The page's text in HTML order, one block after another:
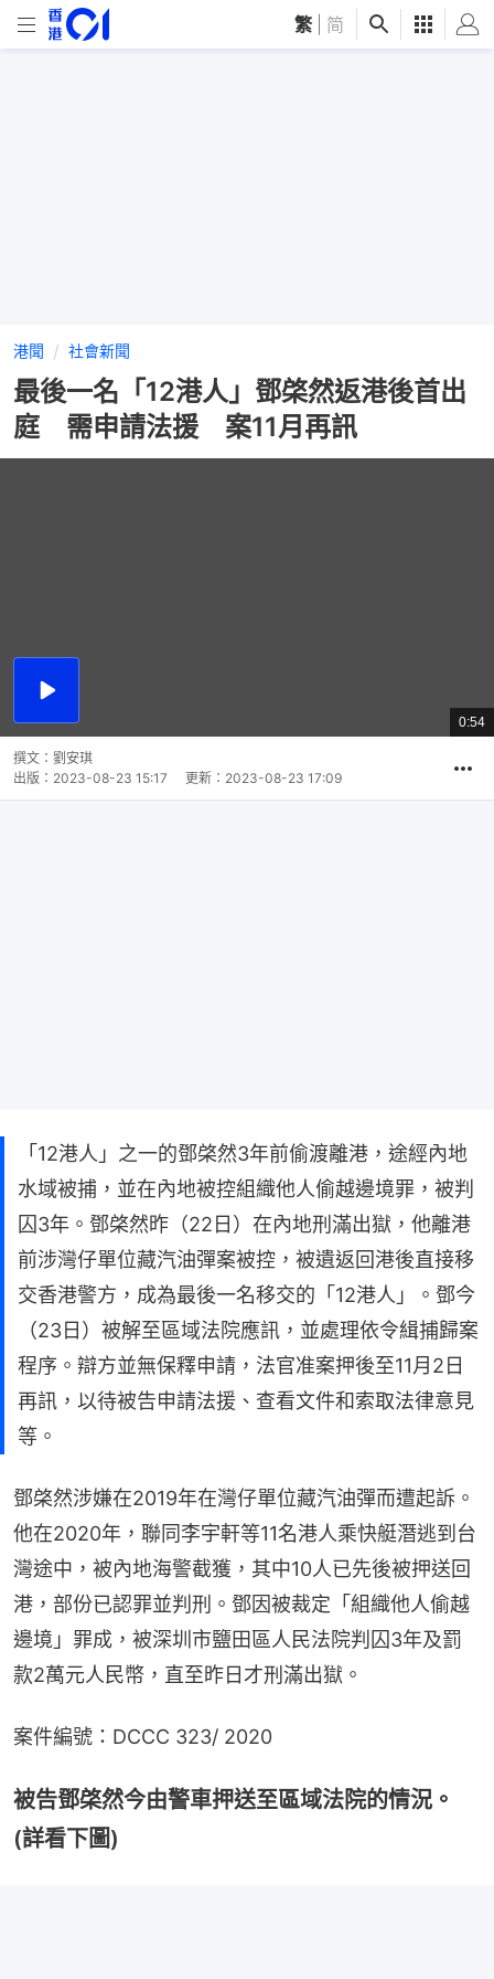
繁 简
港聞 社會新聞
最後一名「12港人」鄧棨然返港後首出
庭 需申請法援 案11月再訊
播
總
共
0:54
撰文： 劉安琪
出版： 2023-08-23 15:17 更新： 2023-08-23 17:09
「12港人」之一的鄧棨然3年前偷渡離港，途經內地
水域被捕，並在內地被控組織他人偷越邊境罪，被判
囚3年。鄧棨然昨（22日）在內地刑滿出獄，他離港
前涉灣仔單位藏汽油彈案被控，被遺返回港後直接移
交香港警方，成為最後一名移交的「12港人」。鄧今
（23日）被解至區域法院應訊，並處理依令緝捕歸案
程序。辯方並無保釋申請，法官准案押後至11月2日
再訊，以待被告申請法援、查看文件和索取法律意見
等。
鄧棨然涉嫌在2019年在灣仔單位藏汽油彈而遭起訴。
他在2020年，聯同李宇軒等11名港人乘快艇潛逃到台
灣途中，被內地海警截獲，其中10人已先後被押送回
港，部份已認罪並判刑。鄧因被裁定「組織他人偷越
邊境」罪成，被深圳市鹽田區人民法院判囚3年及罰
款2萬元人民幣，直至昨日才刑滿出獄。
案件編號：DCCC 323/ 2020
被告鄧棨然今由警車押送至區域法院的情況。
(詳看下圖)